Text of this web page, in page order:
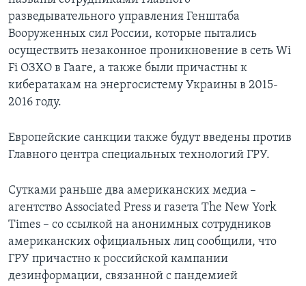
разведывательного управления Генштаба
Вооруженных сил России, которые пытались
осуществить незаконное проникновение в сеть Wi
Fi ОЗХО в Гааге, а также были причастны к
кибератакам на энергосистему Украины в 2015-
2016 году.
Европейские санкции также будут введены против
Главного центра специальных технологий ГРУ.
Сутками раньше два американских медиа –
агентство Associated Press и газета The New York
Times – со ссылкой на анонимных сотрудников
американских официальных лиц сообщили, что
ГРУ причастно к российской кампании
дезинформации, связанной с пандемией